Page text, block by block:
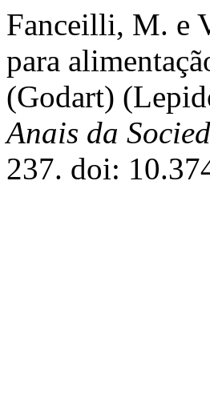
Fanceilli, M. e
para
(Godart)
Anais da
237. doi: